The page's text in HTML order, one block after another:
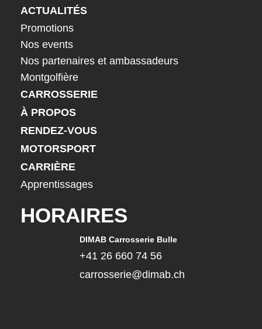
ACTUALITÉS
Promotions
Nos events
Nos partenaires et ambassadeurs
Montgolfière
CARROSSERIE
À PROPOS
RENDEZ-VOUS
MOTORSPORT
CARRIÈRE
Apprentissages
HORAIRES
DIMAB Carrosserie Bulle
+41 26 660 74 56
carrosserie@dimab.ch